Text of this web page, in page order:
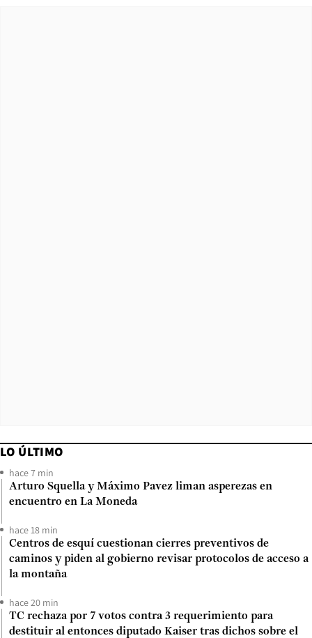
LO ÚLTIMO
hace 7 min
Arturo Squella y Máximo Pavez liman asperezas en
encuentro en La Moneda
hace 18 min
Centros de esquí cuestionan cierres preventivos de
caminos y piden al gobierno revisar protocolos de acceso a
la montaña
hace 20 min
TC rechaza por 7 votos contra 3 requerimiento para
destituir al entonces diputado Kaiser tras dichos sobre el